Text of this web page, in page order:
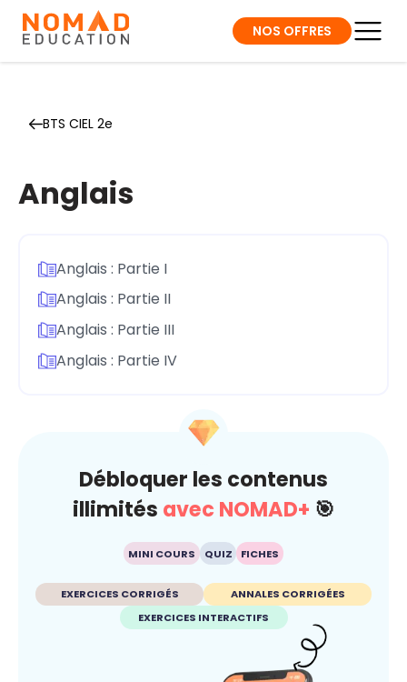
NOS OFFRES
BTS CIEL 2e
Anglais
Anglais : Partie I
Anglais : Partie II
Anglais : Partie III
Anglais : Partie IV
Débloquer les contenus
illimités avec NOMAD+ 🎯
MINI COURS QUIZ FICHES
EXERCICES CORRIGÉS
ANNALES CORRIGÉES
EXERCICES INTERACTIFS